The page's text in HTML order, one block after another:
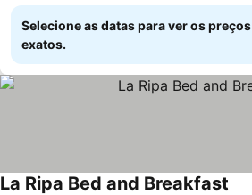
Selecione as datas para ver os preços
exatos.
La Ripa Bed and Breakfast